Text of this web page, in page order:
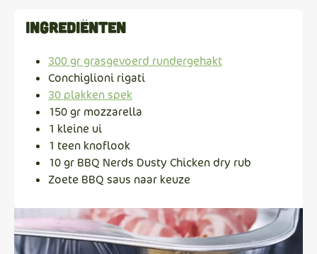
Ingrediënten
300 gr grasgevoerd rundergehakt
Conchiglioni rigati
30 plakken spek
150 gr mozzarella
1 kleine ui
1 teen knoflook
10 gr BBQ Nerds Dusty Chicken dry rub
Zoete BBQ saus naar keuze